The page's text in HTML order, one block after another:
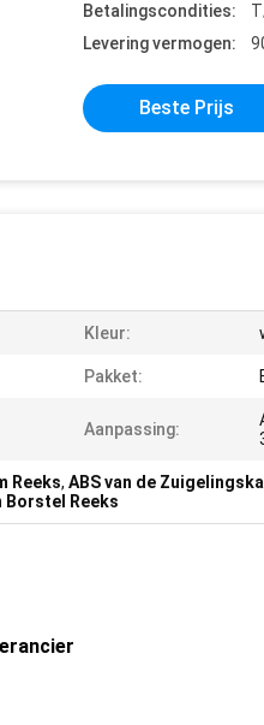
Betalingscondities:
Levering vermogen:
Beste Prijs
Kleur:
Pakket:
Aanpassing:
Reeks, ABS van de
Borstel Reeks